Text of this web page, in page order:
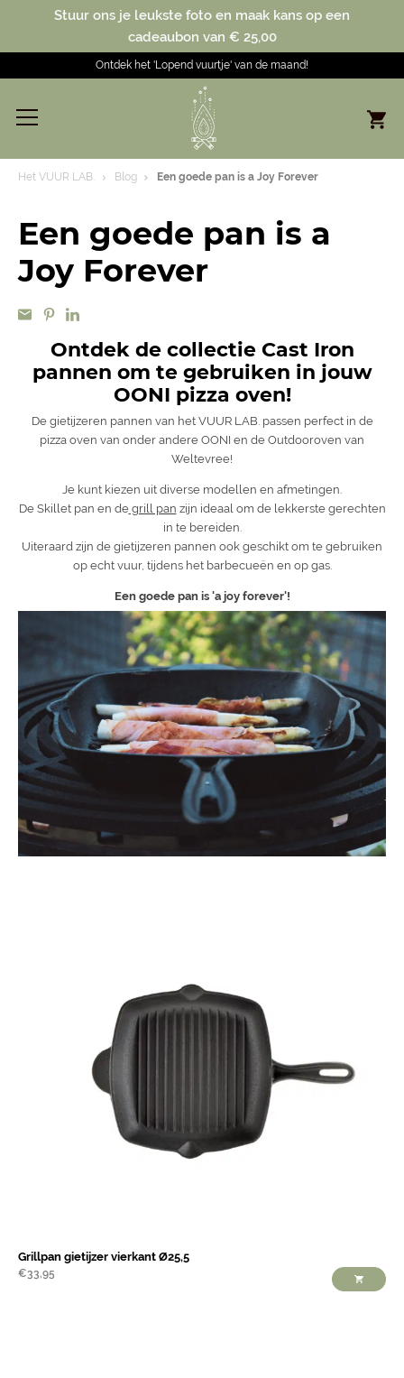
Stuur ons je leukste foto en maak kans op een
cadeaubon van € 25,00
Ontdek het 'Lopend vuurtje' van de maand!
Het VUUR LAB. Blog Een goede pan is a Joy Forever
Een goede pan is a
Joy Forever
Ontdek de collectie Cast Iron
pannen om te gebruiken in jouw
OONI pizza oven!
De gietijzeren pannen van het VUUR LAB. passen perfect in de
pizza oven van onder andere OONI en de Outdooroven van
Weltevree!
Je kunt kiezen uit diverse modellen en afmetingen.
De Skillet pan en degrill pan zijn ideaal om de lekkerste gerechten
in te bereiden.
Uiteraard zijn de gietijzeren pannen ook geschikt om te gebruiken
op echt vuur, tijdens het barbecueën en op gas.
Een goede pan is 'a joy forever'!
Grillpan gietijzer vierkant Ø25,5
€33,95